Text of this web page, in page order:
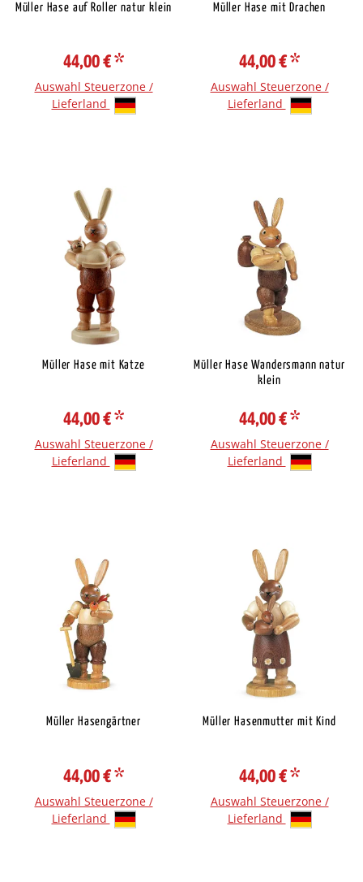
Müller Hase auf Roller natur klein
44,00 €*
Auswahl Steuerzone /
Lieferland
Müller Hase mit Drachen
44,00 €*
Auswahl Steuerzone /
Lieferland
Müller Hase mit Katze
44,00 €*
Auswahl Steuerzone /
Lieferland
Müller Hase Wandersmann natur
klein
44,00 €*
Auswahl Steuerzone /
Lieferland
Müller Hasengärtner
44,00 €*
Auswahl Steuerzone /
Lieferland
Müller Hasenmutter mit Kind
44,00 €*
Auswahl Steuerzone /
Lieferland